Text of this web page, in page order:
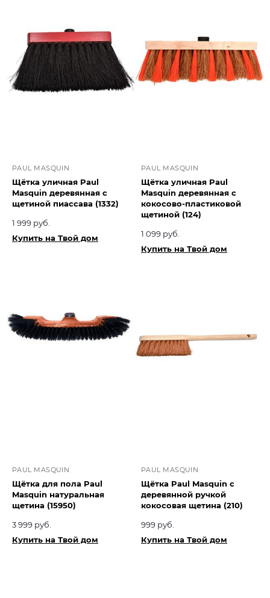
PAUL MASQUIN
Щётка уличная Paul
Masquin деревянная с
щетиной пиассава (1332)
1 999 руб.
Купить на Твой дом
PAUL MASQUIN
Щётка уличная Paul
Masquin деревянная с
кокосово-пластиковой
щетиной (124)
1 099 руб.
Купить на Твой дом
PAUL MASQUIN
Щётка для пола Paul
Masquin натуральная
щетина (15950)
3 999 руб.
Купить на Твой дом
PAUL MASQUIN
Щётка Paul Masquin с
деревянной ручкой
кокосовая щетина (210)
999 руб.
Купить на Твой дом